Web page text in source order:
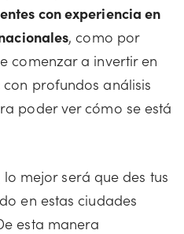
con experiencia en
, como por
comenzar a invertir en
profundos análisis
poder ver cómo se está
lo mejor será que des tus
en estas ciudades
esta manera